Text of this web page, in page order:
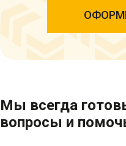
Мы всегда
вопросы и